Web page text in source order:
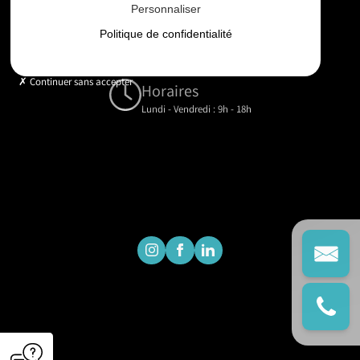
contact@gd-drones-services.fr
Horaires
Lundi - Vendredi : 9h - 18h
Personnaliser
Politique de confidentialité
Continuer sans accepter